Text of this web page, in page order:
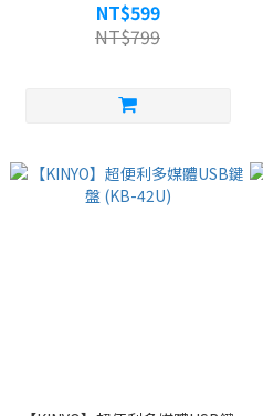
NT$599
NT$799